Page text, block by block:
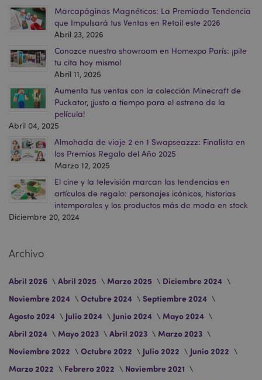
Marcapáginas Magnéticos: La Premiada Tendencia
que Impulsará tus Ventas en Retail este 2026
Abril 23, 2026
Conozce nuestro showroom en Homexpo París: ¡pite
tu cita hoy mismo!
Abril 11, 2025
Aumenta tus ventas con la colección Minecraft de
Puckator, ¡justo a tiempo para el estreno de la
película!
Abril 04, 2025
Almohada de viaje 2 en 1 Swapseazzz: Finalista en
los Premios Regalo del Año 2025
Marzo 12, 2025
El cine y la televisión marcan las tendencias en
artículos de regalo: personajes icónicos, historias
intemporales y los productos más de moda en stock
Diciembre 20, 2024
Archivo
Abril 2026 Abril 2025 Marzo 2025
Diciembre 2024
Noviembre 2024
Octubre 2024
Septiembre 2024
Agosto 2024
Julio 2024 Junio 2024
Mayo 2024
Abril 2024
Mayo 2023 Abril 2023
Marzo 2023
Noviembre 2022
Octubre 2022 Julio 2022
Junio 2022
Marzo 2022
Febrero 2022
Noviembre 2021
X-Magento-Vary
Adobe Inc.
www.puckator.es
mage-messages
Adobe Inc.
www.puckator.es
recently_viewed_product
Adobe Inc.
www.puckator.es